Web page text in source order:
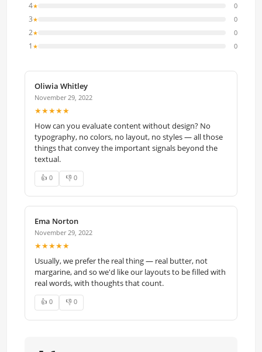
4★ 0
3★ 0
2★ 0
1 ★ 0
Oliwia Whitley
November 29, 2022
★★★★★
How can you evaluate content without design? No
typography, no colors, no layout, no styles — all those
things that convey the important signals beyond the
textual.
👍 0 👎 0
Ema Norton
November 29, 2022
★★★★★
Usually, we prefer the real thing — real butter, not
margarine, and so we'd like our layouts to be filled with
real words, with thoughts that count.
👍 0 👎 0